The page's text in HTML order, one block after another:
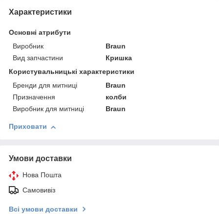
Характеристики
Основні атрибути
Виробник
Braun
Вид запчастини
Кришка
Користувальницькі характеристики
Бренди для митниці
Braun
Призначення
колби
Виробник для митниці
Braun
Приховати
Умови доставки
Нова Пошта
Самовивіз
Всі умови доставки